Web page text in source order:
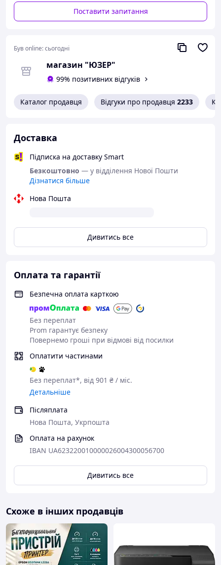
Комплектація
Кабель живлення
Поставити запитання
Був online:сьогодні
магазин "ЮЗЕР"
99% позитивних відгуків
Каталог продавця Відгуки про продавця 2233
Доставка
Підписка на доставку Smart
Безкоштовно — у відділення Нової Пошти
Дізнатися більше
Нова Пошта
Дивитись все
Оплата та гарантії
Безпечна оплата карткою
Без переплат
Prom гарантує безпеку
Повернемо гроші при відмові від посилки
Оплатити частинами
Без переплат*, від 901 ₴ / міс.
Детальніше
Післяплата
Нова Пошта, Укрпошта
Оплата на рахунок
IBAN UA623220010000026004300056700
Дивитись все
Схоже в інших продавців